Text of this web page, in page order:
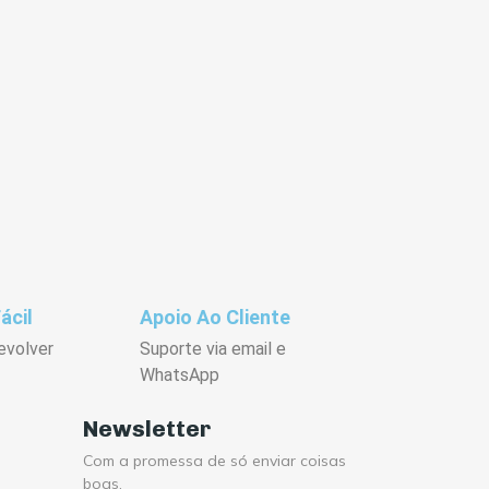
Apoio Ao Cliente
Suporte via email e
WhatsApp
Newsletter
Com a promessa de só enviar coisas
boas.